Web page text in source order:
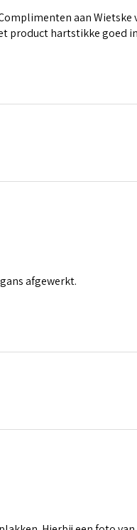
aan Wietske
product hartstikke goed
afgewerkt.